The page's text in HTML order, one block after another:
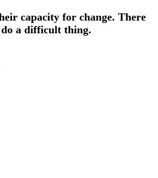
capacity for change. There
a difficult thing.